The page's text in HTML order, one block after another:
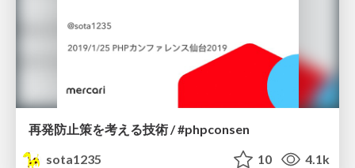
再発防止策を考える技術 / #phpconsen
sota1235
10 4.1k